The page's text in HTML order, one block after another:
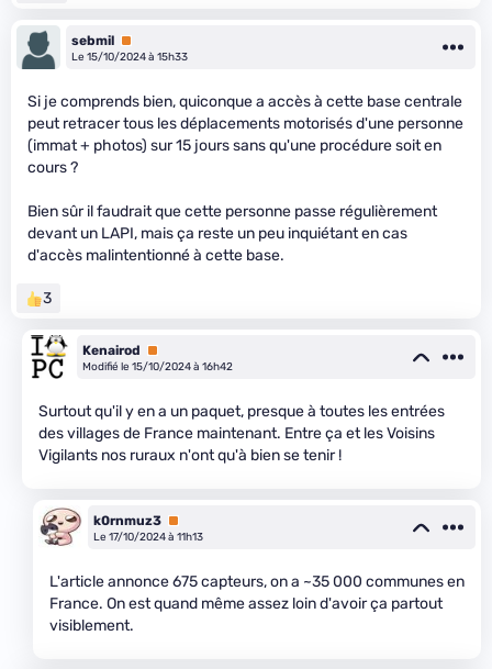
sebmil Premium
Le 15/10/2024 à 15h33
Si je comprends bien, quiconque a accès à cette base centrale
peut retracer tous les déplacements motorisés d'une personne
(immat + photos) sur 15 jours sans qu'une procédure soit en
cours ?
Bien sûr il faudrait que cette personne passe régulièrement
devant un LAPI, mais ça reste un peu inquiétant en cas
d'accès malintentionné à cette base.
3
Kenairod
Premium
Modifié le 15/10/2024 à 16h42
Surtout qu'il y en a un paquet, presque à toutes les entrées
des villages de France maintenant. Entre ça et les Voisins
Vigilants nos ruraux n'ont qu'à bien se tenir !
k0rnmuz3 Premium
Le 17/10/2024 à 11h13
L'article annonce 675 capteurs, on a ~35 000 communes en
France. On est quand même assez loin d'avoir ça partout
visiblement.